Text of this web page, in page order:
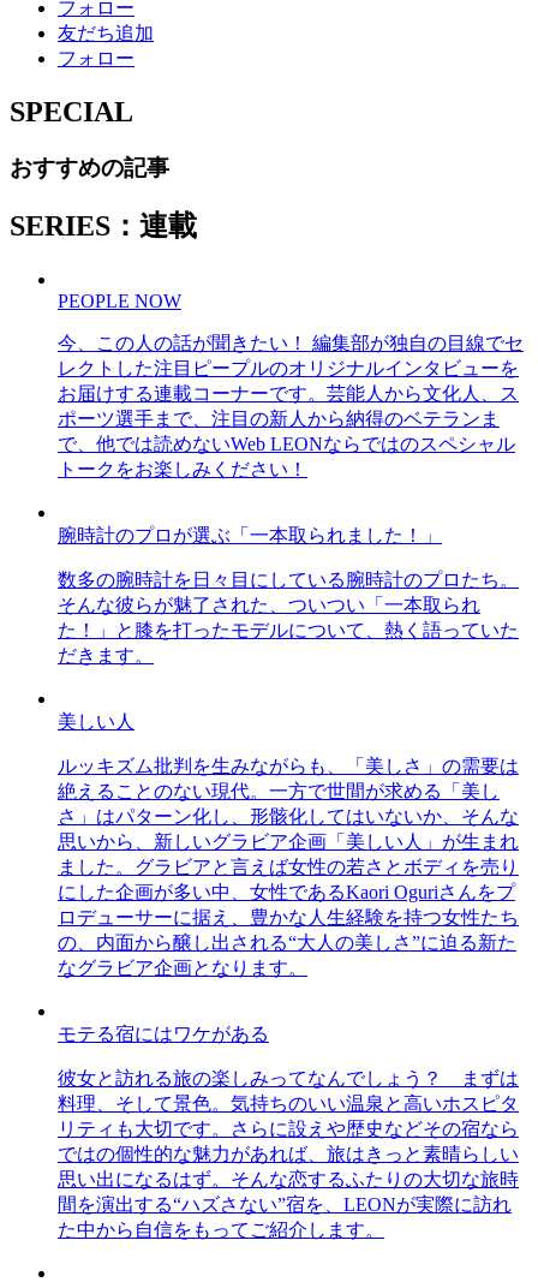
フォロー
友だち追加
フォロー
SPECIAL
おすすめの記事
SERIES：連載
PEOPLE NOW
今、この人の話が聞きたい！ 編集部が独自の目線でセ
レクトした注目ピープルのオリジナルインタビューを
お届けする連載コーナーです。芸能人から文化人、ス
ポーツ選手まで、注目の新人から納得のベテランま
で、他では読めないWeb LEONならではのスペシャル
トークをお楽しみください！
腕時計のプロが選ぶ「一本取られました！」
数多の腕時計を日々目にしている腕時計のプロたち。
そんな彼らが魅了された、ついつい「一本取られ
た！」と膝を打ったモデルについて、熱く語っていた
だきます。
美しい人
ルッキズム批判を生みながらも、「美しさ」の需要は
絶えることのない現代。一方で世間が求める「美し
さ」はパターン化し、形骸化してはいないか、そんな
思いから、新しいグラビア企画「美しい人」が生まれ
ました。グラビアと言えば女性の若さとボディを売り
にした企画が多い中、女性であるKaori Oguriさんをプ
ロデューサーに据え、豊かな人生経験を持つ女性たち
の、内面から醸し出される“大人の美しさ”に迫る新た
なグラビア企画となります。
モテる宿にはワケがある
彼女と訪れる旅の楽しみってなんでしょう？ まずは
料理、そして景色。気持ちのいい温泉と高いホスピタ
リティも大切です。さらに設えや歴史などその宿なら
ではの個性的な魅力があれば、旅はきっと素晴らしい
思い出になるはず。そんな恋するふたりの大切な旅時
間を演出する“ハズさない”宿を、LEONが実際に訪れ
た中から自信をもってご紹介します。